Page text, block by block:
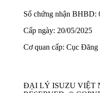
Số chứng nhận BHBD:
Cấp ngày: 20/05/2025
Cơ quan cấp: Cục
ĐẠI LÝ ISUZU VIỆT